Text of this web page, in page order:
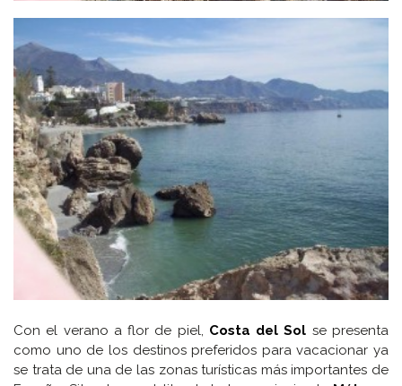
Con el verano a flor de piel, Costa del Sol se presenta
como uno de los destinos preferidos para vacacionar ya
se trata de una de las zonas turísticas más importantes de